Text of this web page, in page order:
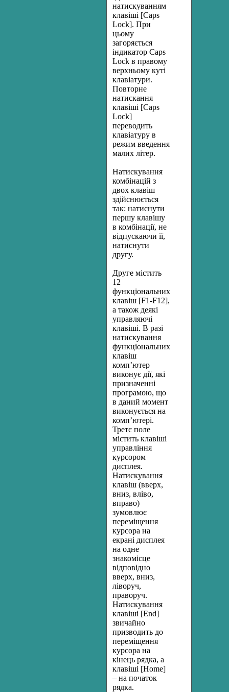
натискуванням
клавіші [Caps
Lock]. При
цьому
загоряється
індикатор Caps
Lock в правому
верхньому куті
клавіатури.
Повторне
натискання
клавіші [Caps
Lock]
переводить
клавіатуру в
режим введення
малих літер.
Натискування
комбінацій з
двох клавіш
здійснюється
так: натиснути
першу клавішу
в комбінації, не
відпускаючи її,
натиснути
другу.
Друге містить
12
функціональних
клавіш [F1-F12],
а також деякі
управляючі
клавіші. В разі
натискування
функціональних
клавіш
комп’ютер
виконує дії, які
призначенні
програмою, що
в даний момент
виконується на
комп’ютері.
Третє поле
містить клавіші
управління
курсором
дисплея.
Натискування
клавіш (вверх,
вниз, вліво,
вправо)
зумовлює
переміщення
курсора на
екрані дисплея
на одне
знакомісце
відповідно
вверх, вниз,
ліворуч,
праворуч.
Натискування
клавіші [End]
звичайно
призводить до
переміщення
курсора на
кінець рядка, а
клавіші [Home]
– на початок
рядка.